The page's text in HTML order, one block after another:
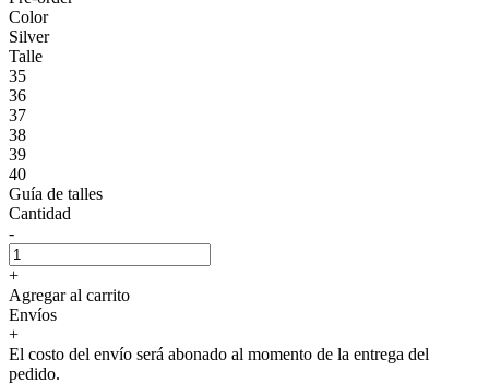
Color
Silver
Talle
35
36
37
38
39
40
Guía de talles
Cantidad
-
+
Agregar al carrito
Envíos
+
El costo del envío será abonado al momento de la entrega del
pedido.